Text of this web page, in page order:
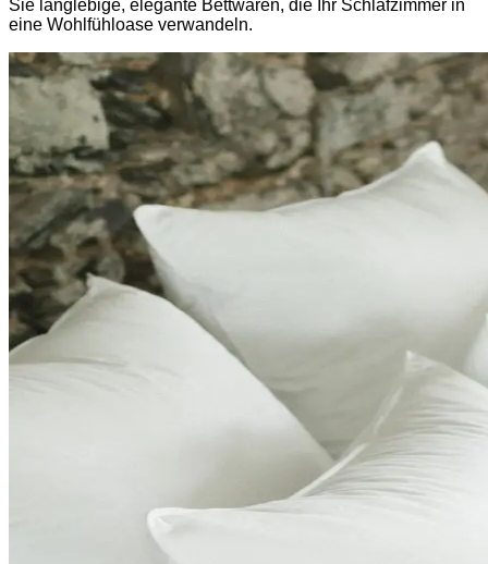
Sie langlebige, elegante Bettwaren, die Ihr Schlafzimmer in
eine Wohlfühloase verwandeln.